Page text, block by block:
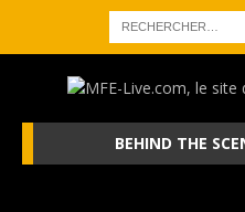
BEHIND THE